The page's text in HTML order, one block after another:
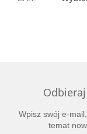
Wpisz swój e-
temat